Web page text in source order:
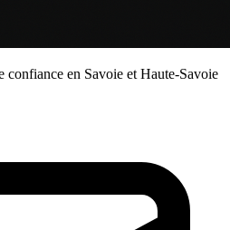
confiance en Savoie et Haute-Savoie